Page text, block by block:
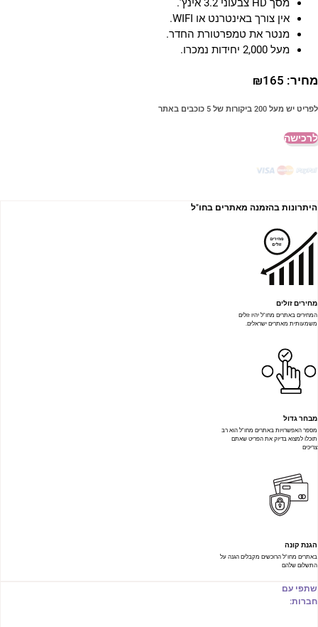
מסך HD צבעוני 3.2 אינץ’.
אין צורך באינטרנט או WIFI.
מנטר את טמפרטורת החדר.
מעל 2,000 יחידות נמכרו.
מחיר: ₪165
לפריט יש מעל 200 ביקורות של 5 כוכבים באתר
לרכישה
היתרונות בהזמנה מאתרים בחו"ל
מחירים זולים
המחירים באתרים מחו"ל יהיו זולים
משמעותית מאתרים ישראלים.
מבחר גדול
מספר האפשרויות באתרים מחו"ל הוא רב
תוכלו למצוא בדיוק את הפריט שאתם
צריכים
הגנת קונה
באתרים מחו"ל הרוכשים מקבלים הגנה על
התשלום שלהם
שתפי עם
חברות: